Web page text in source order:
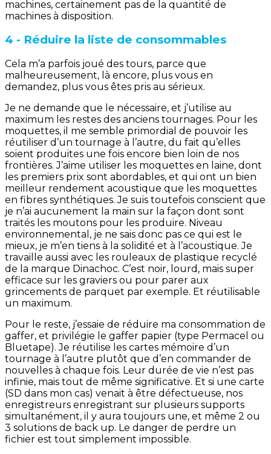
machines, certainement pas de la quantité de
machines à disposition.
4 - Réduire la liste de consommables
Cela m’a parfois joué des tours, parce que
malheureusement, là encore, plus vous en
demandez, plus vous êtes pris au sérieux.
Je ne demande que le nécessaire, et j’utilise au
maximum les restes des anciens tournages. Pour les
moquettes, il me semble primordial de pouvoir les
réutiliser d’un tournage à l’autre, du fait qu’elles
soient produites une fois encore bien loin de nos
frontières. J’aime utiliser les moquettes en laine, dont
les premiers prix sont abordables, et qui ont un bien
meilleur rendement acoustique que les moquettes
en fibres synthétiques. Je suis toutefois conscient que
je n’ai aucunement la main sur la façon dont sont
traités les moutons pour les produire. Niveau
environnemental, je ne sais donc pas ce qui est le
mieux, je m’en tiens à la solidité et à l’acoustique. Je
travaille aussi avec les rouleaux de plastique recyclé
de la marque Dinachoc. C’est noir, lourd, mais super
efficace sur les graviers ou pour parer aux
grincements de parquet par exemple. Et réutilisable
un maximum.
Pour le reste, j’essaie de réduire ma consommation de
gaffer, et privilégie le gaffer papier (type Permacel ou
Bluetape). Je réutilise les cartes mémoire d’un
tournage à l’autre plutôt que d’en commander de
nouvelles à chaque fois. Leur durée de vie n’est pas
infinie, mais tout de même significative. Et si une carte
(SD dans mon cas) venait à être défectueuse, nos
enregistreurs enregistrant sur plusieurs supports
simultanément, il y aura toujours une, et même 2 ou
3 solutions de back up. Le danger de perdre un
fichier est tout simplement impossible.